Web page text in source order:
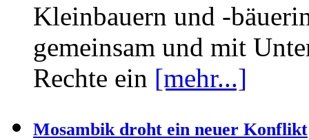
Kleinbauern und -
gemeinsam und mit
Rechte ein [mehr...]
Mosambik droht ein neuer Konflikt